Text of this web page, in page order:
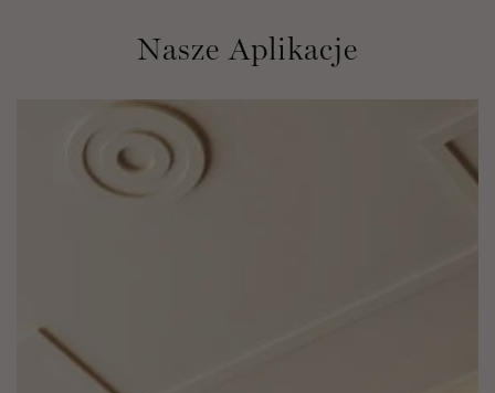
Nasze Aplikacje